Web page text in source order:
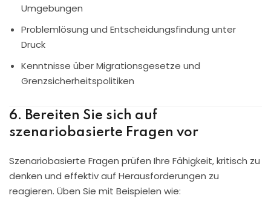
Umgebungen
Problemlösung und Entscheidungsfindung unter
Druck
Kenntnisse über Migrationsgesetze und
Grenzsicherheitspolitiken
6. Bereiten Sie sich auf
szenariobasierte Fragen vor
Szenariobasierte Fragen prüfen Ihre Fähigkeit, kritisch zu
denken und effektiv auf Herausforderungen zu
reagieren. Üben Sie mit Beispielen wie: